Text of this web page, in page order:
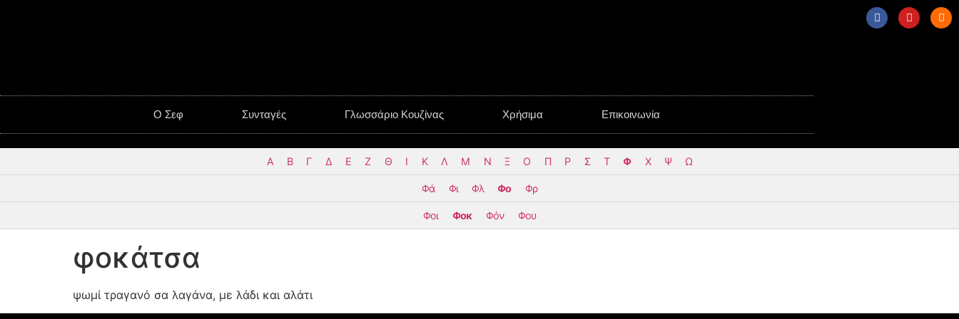
O Σεφ Συνταγές Γλωσσάριο Κουζίνας Χρήσιμα Επικοινωνία
Α Β Γ Δ Ε Ζ Θ Ι Κ Λ Μ Ν Ξ Ο Π Ρ Σ Τ Φ Χ Ψ Ω
Φά Φι Φλ Φο Φρ
Φοι Φοκ Φόν Φου
φοκάτσα
ψωμί τραγανό σα λαγάνα, με λάδι και αλάτι